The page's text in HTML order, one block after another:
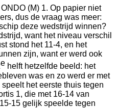
(M) 1. Op papier niet
dus de vraag was meer:
deze wedstrijd winnen?
want het niveau verschil
stond het 11-4, en het
zijn, want er werd ook
e helft hetzelfde beeld: het
was en zo werd er met
het eerste thuis tegen
1, die met 16-14 van
15 gelijk speelde tegen